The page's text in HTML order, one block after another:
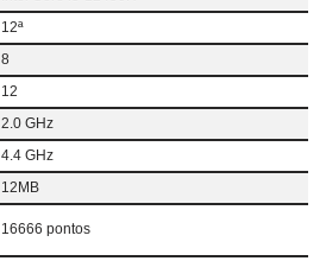
12ª
8
12
2.0 GHz
4.4 GHz
12MB
16666 pontos